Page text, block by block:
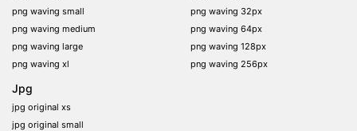
png waving small
png waving medium
png waving large
png waving xl
png waving 32px
png waving 64px
png waving 128px
png waving 256px
Jpg
jpg original xs
jpg original small